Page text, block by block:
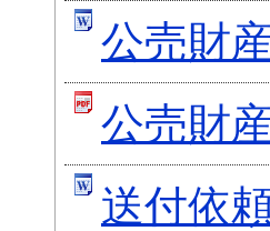
公売財
公売財
送付依